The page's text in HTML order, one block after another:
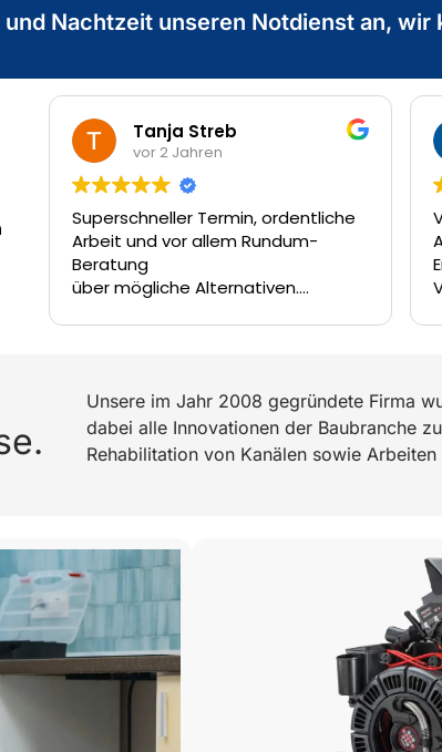
Nachtzeit unseren Notdienst an, wir
Tanja Streb
vor 2 Jahren
Superschneller Termin, ordentliche
Arbeit und vor allem Rundum-
Beratung
über mögliche Alternativen.
Entscheidung trifft der Kunde- die
um
Unsere im Jahr 2008 gegründete Firma
dabei alle Innovationen der Baubranche
Rehabilitation von Kanälen sowie